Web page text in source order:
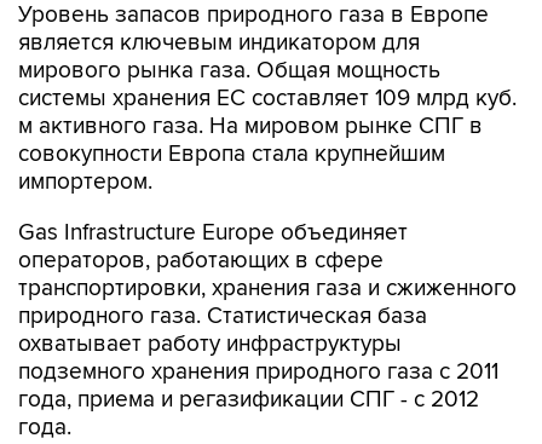
Уровень запасов природного газа в Европе
является ключевым индикатором для
мирового рынка газа. Общая мощность
системы хранения ЕС составляет 109 млрд куб.
м активного газа. На мировом рынке СПГ в
совокупности Европа стала крупнейшим
импортером.
Gas Infrastructure Europe объединяет
операторов, работающих в сфере
транспортировки, хранения газа и сжиженного
природного газа. Статистическая база
охватывает работу инфраструктуры
подземного хранения природного газа с 2011
года, приема и регазификации СПГ - с 2012
года.